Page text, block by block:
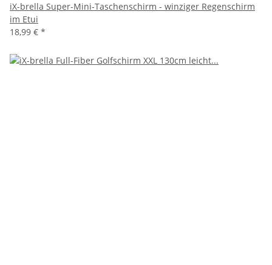
iX-brella Super-Mini-Taschenschirm - winziger Regenschirm
im Etui
18,99 € *